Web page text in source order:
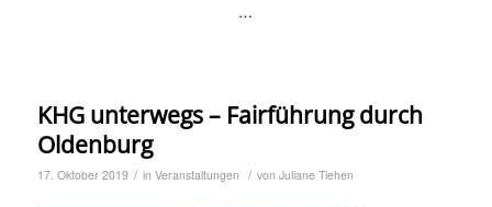
…
KHG unterwegs – Fairführung durch
Oldenburg
17. Oktober 2019 / in Veranstaltungen / von Juliane Tiehen